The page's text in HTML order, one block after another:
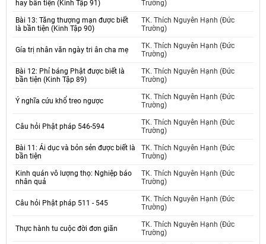
hay bần tiện (Kinh Tập 91) Trường)
Bài 13: Tăng thượng mạn được biết
là bần tiện (Kinh Tập 90)
TK. Thích Nguyên Hạnh (Đức
Trường)
Gía trị nhân văn ngày tri ân cha mẹ
TK. Thích Nguyên Hạnh (Đức
Trường)
Bài 12: Phỉ báng Phật được biết là
bần tiện (Kinh Tập 89)
TK. Thích Nguyên Hạnh (Đức
Trường)
Ý nghĩa cứu khổ treo ngược
TK. Thích Nguyên Hạnh (Đức
Trường)
Câu hỏi Phật pháp 546-594
TK. Thích Nguyên Hạnh (Đức
Trường)
Bài 11: Ái dục và bỏn sẻn được biết là
bần tiện
TK. Thích Nguyên Hạnh (Đức
Trường)
Kinh quán vô lượng thọ: Nghiệp báo
nhân quả
TK. Thích Nguyên Hạnh (Đức
Trường)
Câu hỏi Phật pháp 511 - 545
TK. Thích Nguyên Hạnh (Đức
Trường)
Thực hành tu cuộc đời đơn giãn
TK. Thích Nguyên Hạnh (Đức
Trường)